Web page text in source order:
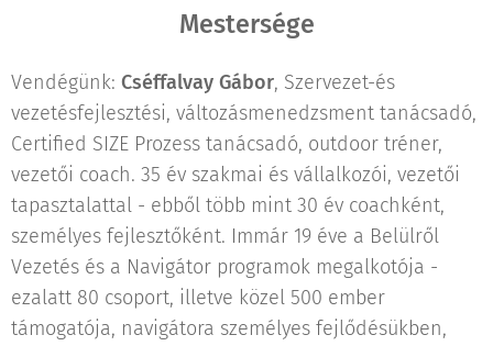
Mestersége
Vendégünk: Cséffalvay Gábor, Szervezet-és
vezetésfejlesztési, változásmenedzsment tanácsadó,
Certified SIZE Prozess tanácsadó, outdoor tréner,
vezetői coach. 35 év szakmai és vállalkozói, vezetői
tapasztalattal - ebből több mint 30 év coachként,
személyes fejlesztőként. Immár 19 éve a Belülről
Vezetés és a Navigátor programok megalkotója -
ezalatt 80 csoport, illetve közel 500 ember
támogatója, navigátora személyes fejlődésükben,